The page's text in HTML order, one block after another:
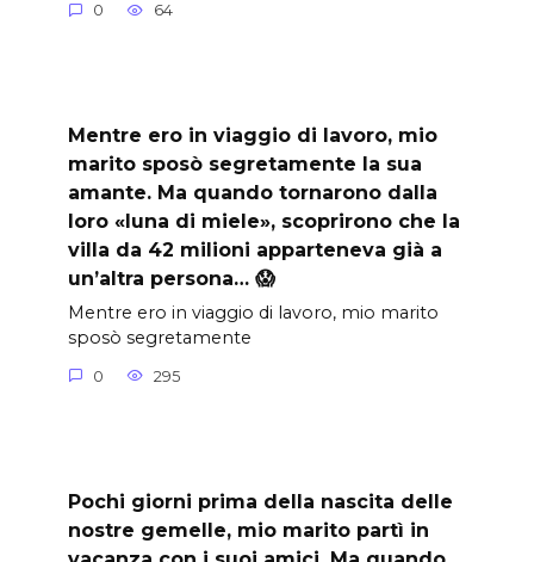
0 64
Mentre ero in viaggio di lavoro, mio
marito sposò segretamente la sua
amante. Ma quando tornarono dalla
loro «luna di miele», scoprirono che la
villa da 42 milioni apparteneva già a
un’altra persona… 😱
Mentre ero in viaggio di lavoro, mio marito
sposò segretamente
0 295
Pochi giorni prima della nascita delle
nostre gemelle, mio marito partì in